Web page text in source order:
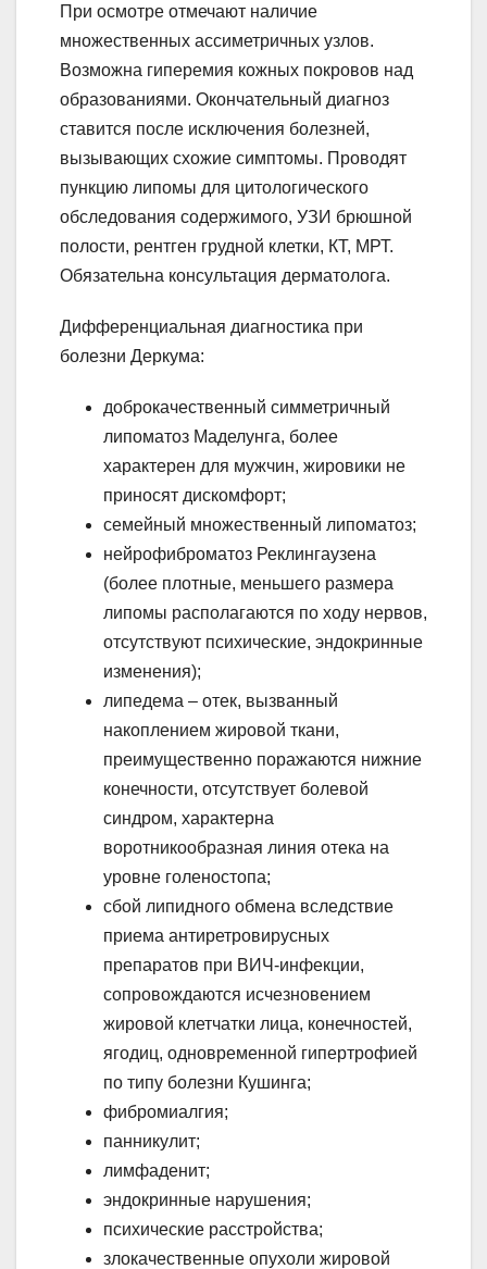
При осмотре отмечают наличие
множественных ассиметричных узлов.
Возможна гиперемия кожных покровов над
образованиями. Окончательный диагноз
ставится после исключения болезней,
вызывающих схожие симптомы. Проводят
пункцию липомы для цитологического
обследования содержимого, УЗИ брюшной
полости, рентген грудной клетки, КТ, МРТ.
Обязательна консультация дерматолога.
Дифференциальная диагностика при
болезни Деркума:
доброкачественный симметричный
липоматоз Маделунга, более
характерен для мужчин, жировики не
приносят дискомфорт;
семейный множественный липоматоз;
нейрофиброматоз Реклингаузена
(более плотные, меньшего размера
липомы располагаются по ходу нервов,
отсутствуют психические, эндокринные
изменения);
липедема – отек, вызванный
накоплением жировой ткани,
преимущественно поражаются нижние
конечности, отсутствует болевой
синдром, характерна
воротникообразная линия отека на
уровне голеностопа;
сбой липидного обмена вследствие
приема антиретровирусных
препаратов при ВИЧ-инфекции,
сопровождаются исчезновением
жировой клетчатки лица, конечностей,
ягодиц, одновременной гипертрофией
по типу болезни Кушинга;
фибромиалгия;
панникулит;
лимфаденит;
эндокринные нарушения;
психические расстройства;
злокачественные опухоли жировой